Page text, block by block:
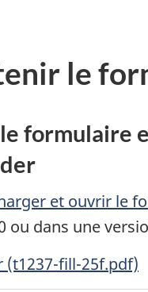
le
formulaire
et ouvrir le
ou dans une
accessibles
(t1237-fill-25f.pdf)